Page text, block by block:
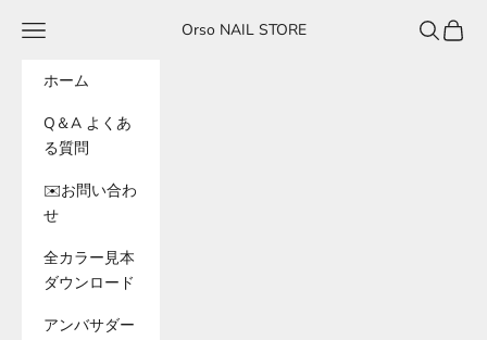
Orso NAIL STORE
メニュー 検索カート
ホーム
Q＆A よくあ
る質問
✉️お問い合わ
せ
全カラー見本
ダウンロード
アンバサダー